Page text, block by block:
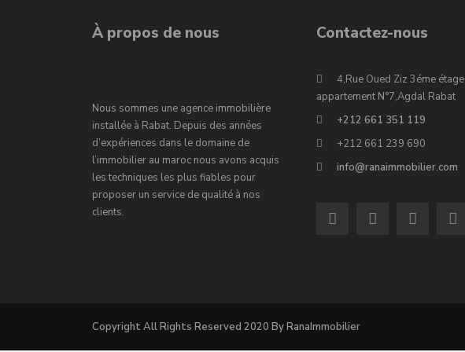
À propos de nous
Nous sommes une agence immobilière
installée à Rabat. Depuis des années
d’expériences dans le domaine de
l’immobilier au maroc nous avons acquis
les techniques les plus fiables pour
proposer un service de qualité à nos
clients.
Contactez-nous
4,Rue Oued Ziz 3éme étage
appartement N°7,Agdal Rabat
+212 661 351 119
+212 661 239 690
info@ranaimmobilier.com
Copyright All Rights Reserved 2020 By RanaImmobilier